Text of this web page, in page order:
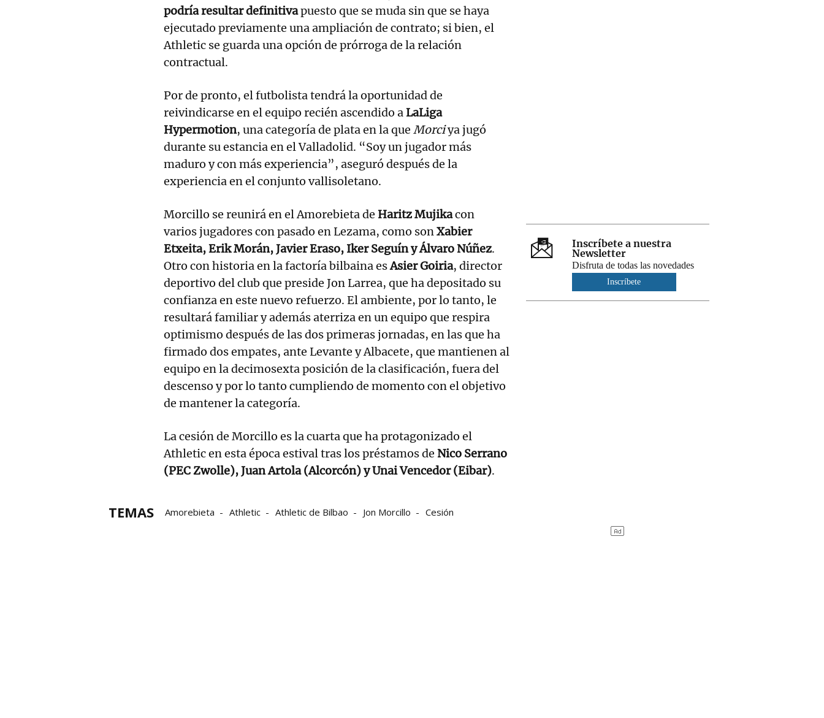
podría resultar definitivapuesto que se muda sin que se haya
ejecutado previamente una ampliación de contrato; si bien, el
Athletic se guarda una opción de prórroga de la relación
contractual.
Por de pronto, el futbolista tendrá la oportunidad de
reivindicarse en el equipo recién ascendido aLaLiga
Hypermotion, una categoría de plata en la que Morciya jugó
durante su estancia en el Valladolid. “Soy un jugador más
maduro y con más experiencia”, aseguró después de la
experiencia en el conjunto vallisoletano.
Morcillo se reunirá en el Amorebieta de Haritz Mujikacon
varios jugadores con pasado en Lezama, como sonXabier
Etxeita, Erik Morán, Javier Eraso, Iker Seguín y Álvaro Núñez.
Otro con historia en la factoría bilbaina esAsier Goiria, director
deportivo del club que preside Jon Larrea, que ha depositado su
confianza en este nuevo refuerzo. El ambiente, por lo tanto, le
resultará familiar y además aterriza en un equipo que respira
optimismo después de las dos primeras jornadas, en las que ha
firmado dos empates, ante Levante y Albacete, que mantienen al
equipo en la decimosexta posición de la clasificación, fuera del
descenso y por lo tanto cumpliendo de momento con el objetivo
de mantener la categoría.
La cesión de Morcillo es la cuarta que ha protagonizado el
Athletic en esta época estival tras los préstamos de Nico Serrano
(PEC Zwolle), Juan Artola (Alcorcón) y Unai Vencedor (Eibar).
TEMAS Amorebieta Athletic Athletic de Bilbao Jon Morcillo Cesión
Inscríbete a nuestra
Newsletter
Disfruta de todas las novedades
Inscríbete